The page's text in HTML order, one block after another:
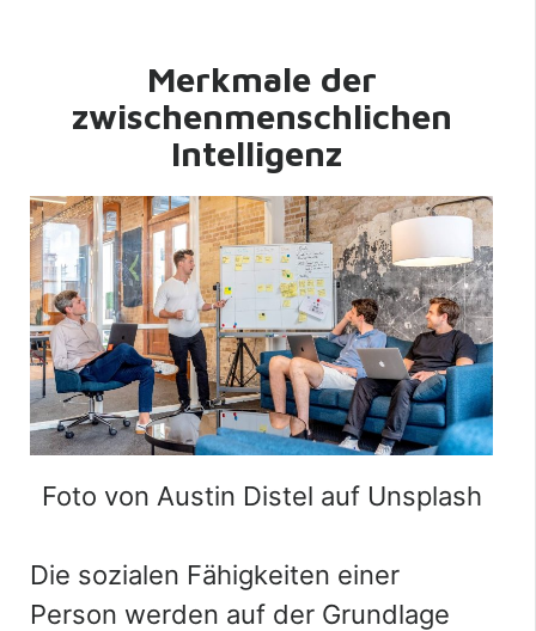
Merkmale der
zwischenmenschlichen
Intelligenz
Foto von Austin Distel auf Unsplash
Die sozialen Fähigkeiten einer
Person werden auf der Grundlage